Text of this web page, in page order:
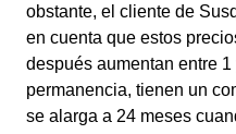
obstante, el cliente de
en cuenta que estos
después aumentan entre
permanencia, tienen un
se alarga a 24 meses